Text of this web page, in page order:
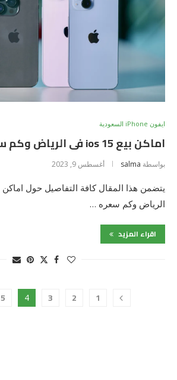
ايفون iPhone السعودية
اماكن بيع ios 15 فى الرياض وكم سعره بالدولار
بواسطة salma أغسطس 9, 2023
الرياض وكم سعره …
اقراء المزيد
1
2
3
4
5